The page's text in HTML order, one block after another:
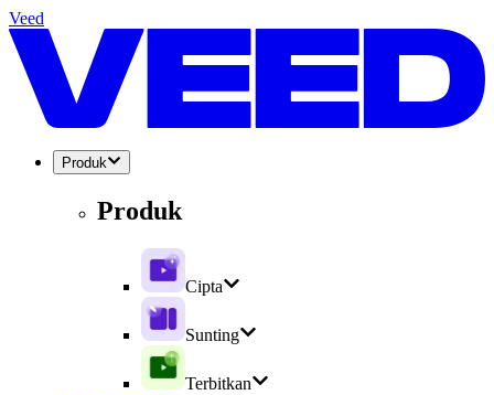
Veed
Produk
Produk
Cipta
Sunting
Terbitkan